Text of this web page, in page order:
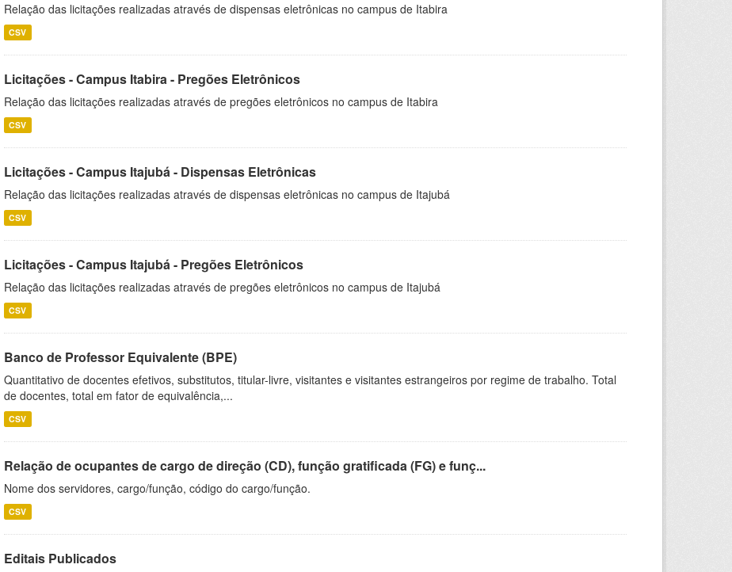
Relação das licitações realizadas através de dispensas eletrônicas no campus de Itabira
CSV
Licitações - Campus Itabira - Pregões Eletrônicos
Relação das licitações realizadas através de pregões eletrônicos no campus de Itabira
CSV
Licitações - Campus Itajubá - Dispensas Eletrônicas
Relação das licitações realizadas através de dispensas eletrônicas no campus de Itajubá
CSV
Licitações - Campus Itajubá - Pregões Eletrônicos
Relação das licitações realizadas através de pregões eletrônicos no campus de Itajubá
CSV
Banco de Professor Equivalente (BPE)
Quantitativo de docentes efetivos, substitutos, titular-livre, visitantes e visitantes estrangeiros por regime de trabalho. Total
de docentes, total em fator de equivalência,...
CSV
Relação de ocupantes de cargo de direção (CD), função gratificada (FG) e funç...
Nome dos servidores, cargo/função, código do cargo/função.
CSV
Editais Publicados